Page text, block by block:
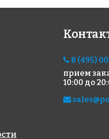
1348 руб./
Rose A 58(2)
8 (495)
прием
10:00 до